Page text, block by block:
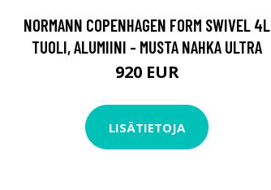
NORMANN COPENHAGEN FORM SWIVEL 4L
TUOLI, ALUMIINI - MUSTA NAHKA ULTRA
920 EUR
LISÄTIETOJA